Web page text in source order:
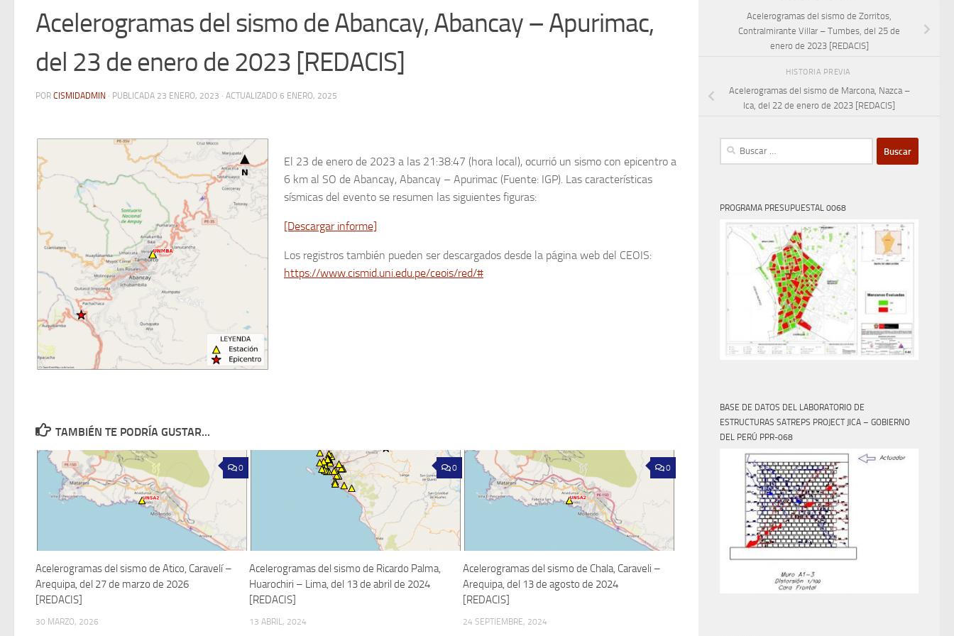
Acelerogramas del sismo de Abancay, Abancay – Apurimac,
del 23 de enero de 2023 [REDACIS]
POR CISMIDADMIN · PUBLICADA 23 ENERO, 2023 · ACTUALIZADO 6 ENERO, 2025
El 23 de enero de 2023 a las 21:38:47 (hora local), ocurrió un sismo con epicentro a
6 km al SO de Abancay, Abancay – Apurimac (Fuente: IGP). Las características
sísmicas del evento se resumen las siguientes figuras:
[Descargar informe]
Los registros también pueden ser descargados desde la página web del CEOIS:
https://www.cismid.uni.edu.pe/ceois/red/#
TAMBIÉN TE PODRÍA GUSTAR...
0
Acelerogramas del sismo de Atico, Caravelí –
Arequipa, del 27 de marzo de 2026
[REDACIS]
30 MARZO, 2026
0
Acelerogramas del sismo de Ricardo Palma,
Huarochiri – Lima, del 13 de abril de 2024
[REDACIS]
13 ABRIL, 2024
0
Acelerogramas del sismo de Chala, Caraveli –
Arequipa, del 13 de agosto de 2024
[REDACIS]
24 SEPTIEMBRE, 2024
Acelerogramas del sismo de Zorritos,
Contralmirante Villar – Tumbes, del 25 de
enero de 2023 [REDACIS]
HISTORIA PREVIA
Acelerogramas del sismo de Marcona, Nazca –
Ica, del 22 de enero de 2023 [REDACIS]
Buscar:
PROGRAMA PRESUPUESTAL 0068
BASE DE DATOS DEL LABORATORIO DE
ESTRUCTURAS SATREPS PROJECT JICA – GOBIERNO
DEL PERÚ PPR-068